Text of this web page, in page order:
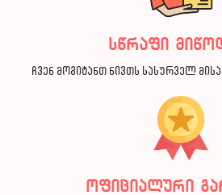
სწრაფი
ჩვენ მოგიტანთ ნივთს სასურველ
ოფიციალური